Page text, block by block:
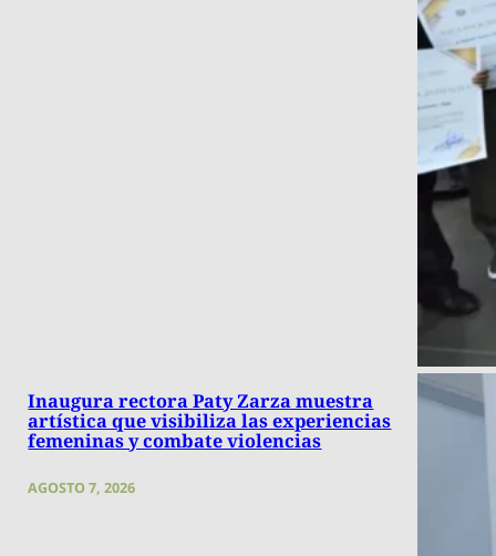
Inaugura rectora Paty Zarza muestra
artística que visibiliza las experiencias
femeninas y combate violencias
AGOSTO 7, 2026